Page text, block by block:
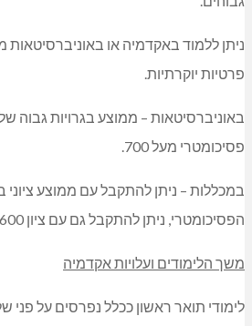
ניתן ללמוד באקדמיה או באוניברסיטאות
פרטיות יוקרתיות.
פסיכומטרי מעל 700.
במכללות – ניתן להתקבל עם ממוצע ציוני
הפסיכומטרי, ניתן להתקבל גם עם ציון 600.
משך הלימודים ועלויות אקדמיה
לימודי תואר ראשון ככלל נפרסים על פני